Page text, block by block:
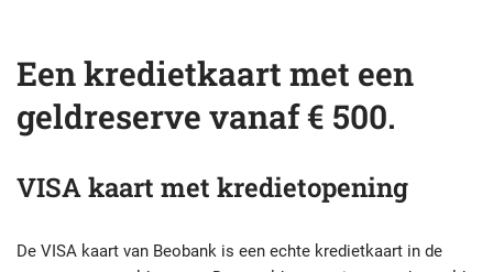
Een kredietkaart met een
geldreserve vanaf € 500.
VISA kaart met kredietopening
De VISA kaart van Beobank is een echte kredietkaart in de